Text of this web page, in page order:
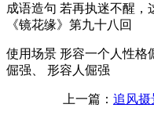
成语造句 若再执迷不醒，
《镜花缘》第九十八回
使用场景 形容一个人性格
倔强、 形容人倔强
上一篇： 追风摄